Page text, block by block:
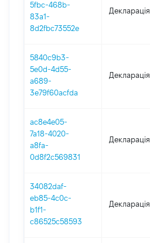
5fbc-468b-
83a1-
8d2fbc73552e
Декларація
5840c9b3-
5e0d-4d55-
a689-
3e79f60acfda
Декларація
ac8e4e05-
7a18-4020-
a8fa-
0d8f2c569831
Декларація
34082daf-
eb85-4c0c-
b1f1-
c86525c58593
Декларація